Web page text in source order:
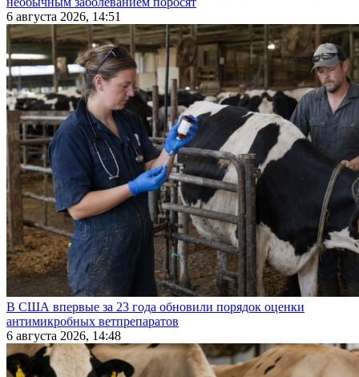
6 августа 2026, 14:51
В США впервые за 23 года обновили порядок оценки
антимикробных ветпрепаратов
6 августа 2026, 14:48